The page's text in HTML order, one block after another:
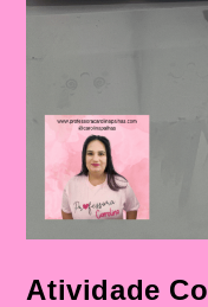
Atividade